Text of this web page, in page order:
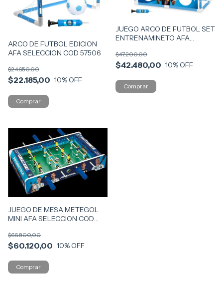
ARCO DE FUTBOL EDICION
AFA SELECCION COD 57506
$22.185,00
$24.650,00
10% OFF
JUEGO ARCO DE FUTBOL SET
ENTRENAMINETO AFA
$42.480,00
$47.200,00
10% OFF
JUEGO DE MESA METEGOL
MINI AFA SELECCION COD
$60.120,00
$66.800,00
10% OFF